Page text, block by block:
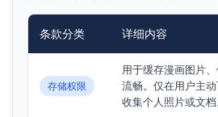
条款分类 详细内容
存储权限
用于缓存漫画图片
流畅。仅在用户主
收集个人照片或文档